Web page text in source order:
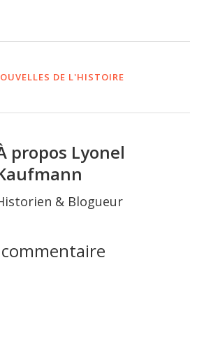
DE L'HISTOIRE
propos Lyonel
& Blogueur